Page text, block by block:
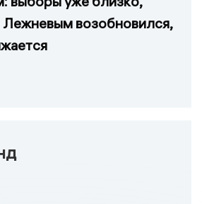
Лежневым возобновился,